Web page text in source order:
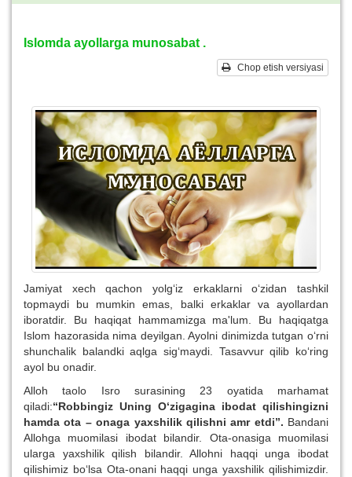
Islomda ayollarga munosabat .
Chop etish versiyasi
Jamiyat xech qachon yolg‘iz erkaklarni o‘zidan tashkil
topmaydi bu mumkin emas, balki erkaklar va ayollardan
iboratdir. Bu haqiqat hammamizga ma'lum. Bu haqiqatga
Islom hazorasida nima deyilgan. Ayolni dinimizda tutgan o‘rni
shunchalik balandki aqlga sig‘maydi. Tasavvur qilib ko‘ring
ayol bu onadir.
Alloh taolo Isro surasining 23 oyatida marhamat
qiladi:“Robbingiz Uning O‘zigagina ibodat qilishingizni
hamda ota – onaga yaxshilik qilishni amr etdi”. Bandani
Allohga muomilasi ibodat bilandir. Ota-onasiga muomilasi
ularga yaxshilik qilish bilandir. Allohni haqqi unga ibodat
qilishimiz bo‘lsa Ota-onani haqqi unga yaxshilik qilishimizdir.